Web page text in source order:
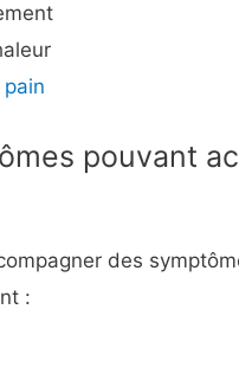
pain
pouvant
des
: